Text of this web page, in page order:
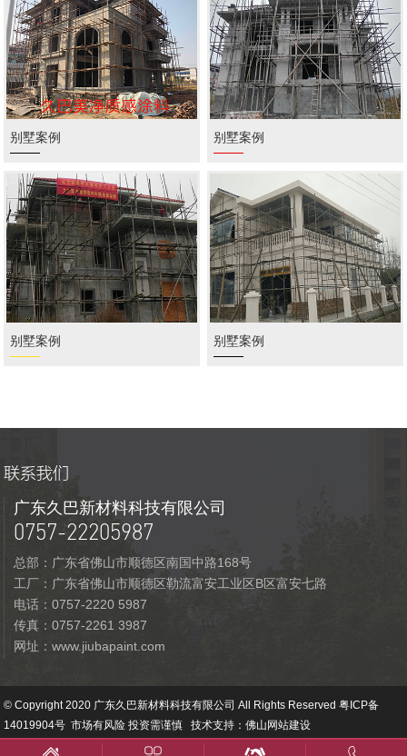
别墅案例 别墅案例
别墅案例 别墅案例
联系我们
广东久巴新材料科技有限公司
0757-22205987
总部：广东省佛山市顺德区南国中路168号
工厂：广东省佛山市顺德区勒流富安工业区B区富安七路
电话：0757-2220 5987
传真：0757-2261 3987
网址：www.jiubapaint.com
© Copyright 2020 广东久巴新材料科技有限公司 All Rights Reserved粤ICP备
14019904号 市场有风险 投资需谨慎 技术支持：佛山网站建设